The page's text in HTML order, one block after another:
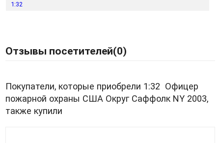
1:32
Отзывы посетителей(0)
Покупатели, которые приобрели 1:32 Офицер
пожарной охраны США Округ Саффолк NY 2003,
также купили